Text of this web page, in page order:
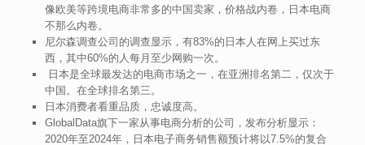
像欧美等跨境电商非常多的中国卖家，价格战内卷，日本电商
不那么内卷。
尼尔森调查公司的调查显示，有83%的日本人在网上买过东
西，其中60%的人每月至少网购一次。
日本是全球最发达的电商市场之一，在亚洲排名第二，仅次于
中国。在全球排名第三。
日本消费者看重品质，忠诚度高。
GlobalData旗下一家从事电商分析的公司，发布分析显示：
2020年至2024年，日本电子商务销售额预计将以7.5%的复合